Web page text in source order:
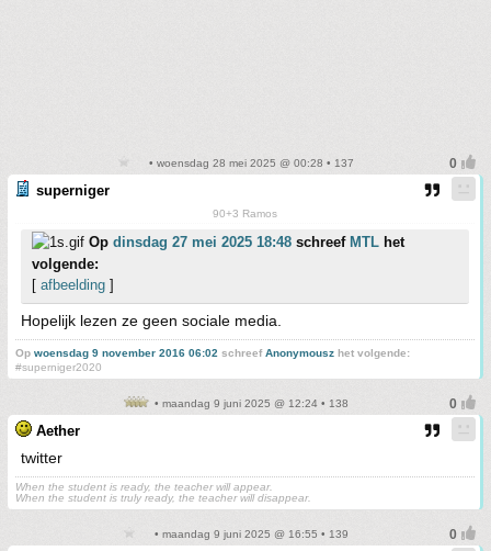
• woensdag 28 mei 2025 @ 00:28 • 137
superniger
90+3 Ramos
Op dinsdag 27 mei 2025 18:48 schreef MTL het
volgende:
[ afbeelding ]
Hopelijk lezen ze geen sociale media.
Op woensdag 9 november 2016 06:02 schreefAnonymousz het volgende:
#superniger2020
• maandag 9 juni 2025 @ 12:24 • 138
Aether
twitter
When the student is ready, the teacher will appear.
When the student is truly ready, the teacher will disappear.
• maandag 9 juni 2025 @ 16:55 • 139